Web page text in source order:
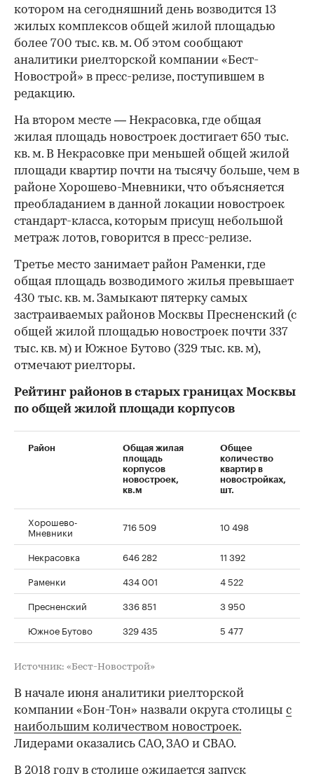
котором на сегодняшний день возводится 13
жилых комплексов общей жилой площадью
более 700 тыс. кв. м. Об этом сообщают
аналитики риелторской компании «Бест-
Новострой» в пресс-релизе, поступившем в
редакцию.
На втором месте — Некрасовка, где общая
жилая площадь новостроек достигает 650 тыс.
кв. м. В Некрасовке при меньшей общей жилой
площади квартир почти на тысячу больше, чем в
районе Хорошево-Мневники, что объясняется
преобладанием в данной локации новостроек
стандарт-класса, которым присущ небольшой
метраж лотов, говорится в пресс-релизе.
Третье место занимает район Раменки, где
общая площадь возводимого жилья превышает
430 тыс. кв. м. Замыкают пятерку самых
застраиваемых районов Москвы Пресненский (с
общей жилой площадью новостроек почти 337
тыс. кв. м) и Южное Бутово (329 тыс. кв. м),
отмечают риелторы.
Рейтинг районов в старых границах Москвы
по общей жилой площади корпусов
Район
Общая жилая
площадь
корпусов
новостроек,
кв.м
Общее
количество
квартир в
новостройках,
шт.
Хорошево-
Мневники 716 509 10 498
Некрасовка 646 282
11 392
Раменки
434 001
4 522
Пресненский
336 851
3 950
Южное Бутово
329 435 5 477
Источник: «Бест-Новострой»
В начале июня аналитики риелторской
компании «Бон-Тон» назвали округа столицы с
наибольшим количеством новостроек.
Лидерами оказались САО, ЗАО и СВАО.
В 2018 году в столице ожидается запуск